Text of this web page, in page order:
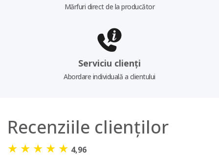
Mărfuri direct de la producător
Serviciu clienți
Abordare individuală a clientului
Recenziile clienților
★ ★ ★ ★ ★ 4,96